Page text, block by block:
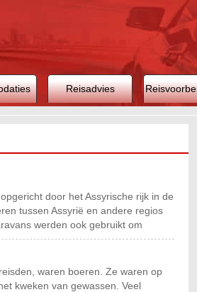
Reisadvies
door het Assyrische rijk in de
tussen Assyrië en andere regios
werden ook gebruikt om
waren boeren. Ze waren op
kweken van gewassen. Veel